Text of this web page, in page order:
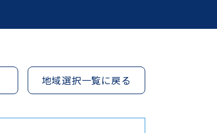
地域選択一覧に戻る